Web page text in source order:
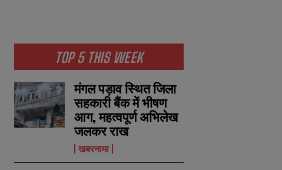
TOP 5 THIS WEEK
मंगल पड़ाव स्थित जिला
सहकारी बैंक में भीषण
आग, महत्वपूर्ण अभिलेख
जलकर राख
खबरनामा